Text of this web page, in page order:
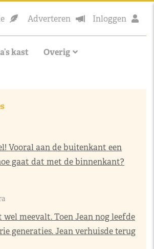
Adverteren Inloggen
kast Overig
Vooral aan de buitenkant een
gaat dat met de binnenkant?
meevalt. Toen Jean nog leefde
generaties. Jean verhuisde terug